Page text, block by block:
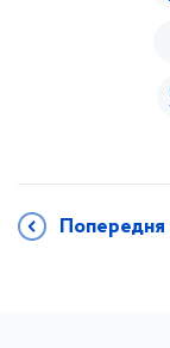
Попередня